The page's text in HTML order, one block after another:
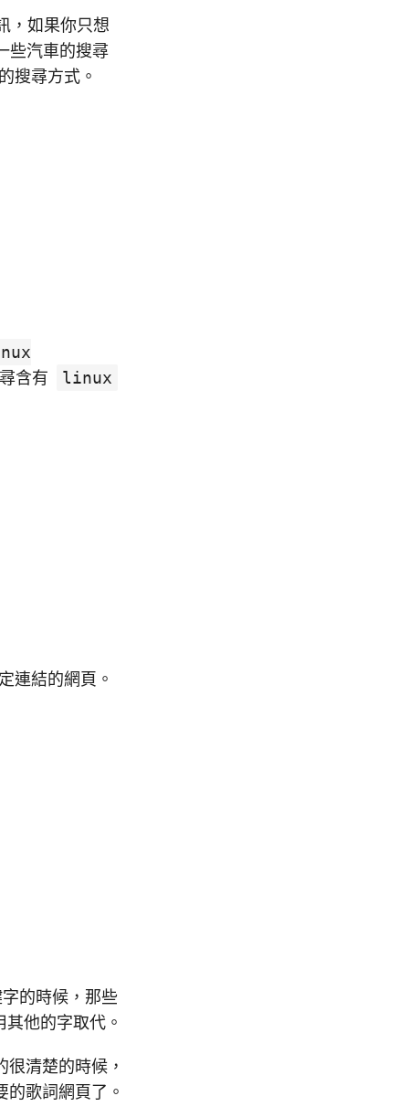
，如果你只想
些汽車的搜尋
搜尋方式。
含有
linux
連結的網頁。
的時候，那些
他的字取代。
清楚的時候，
歌詞網頁了。